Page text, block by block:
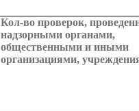
Кол-во проверок,
надзорными органами,
общественными и иными
организациями,